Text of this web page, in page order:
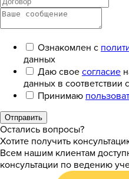
Ознакомлен с
данных
Даю свое согласие
данных в
Принимаю
Отправить
Остались вопросы?
Хотите получить
Всем нашим клиентам
консультации по ведению